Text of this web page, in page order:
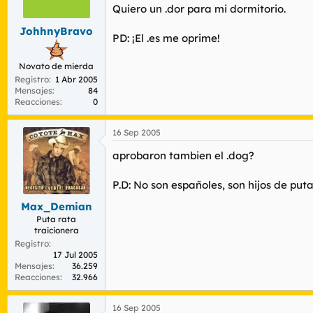
d
e
e
m
a
JohhnyBravo
Novato de mierda
Registro
1 Abr 2005
Mensajes
84
Reacciones
0
Quiero un .dor para mi dormitorio.
PD: ¡El .es me oprime!
Max_Demian
Puta rata
traicionera
Registro
17 Jul 2005
Mensajes
36.259
Reacciones
32.966
16 Sep 2005
aprobaron tambien el .dog?
P.D: No son españoles, son hijos de
16 Sep 2005